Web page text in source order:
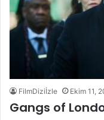
FilmDiziİzle Ekim 11,
Gangs of